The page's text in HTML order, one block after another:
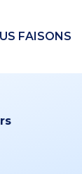
FAISONS